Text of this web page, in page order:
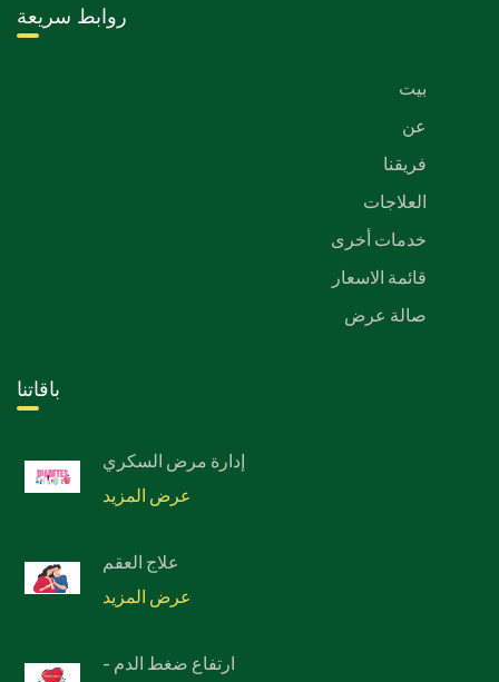
روابط سريعة
بيت
عن
فريقنا
العلاجات
خدمات أخرى
قائمة الاسعار
صالة عرض
باقاتنا
إدارة مرض السكري
عرض المزيد
علاج العقم
عرض المزيد
- ارتفاع ضغط الدم